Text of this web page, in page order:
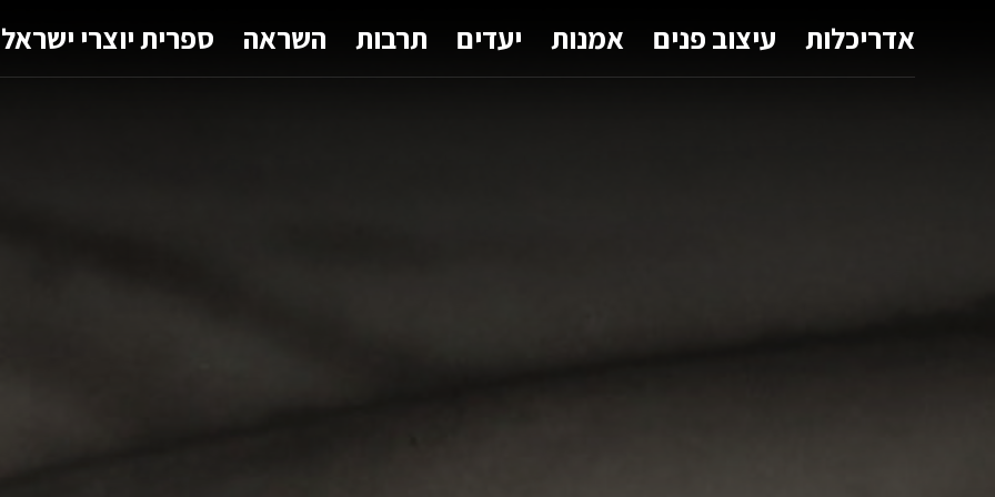
אדריכלות עיצוב פנים אמנות יעדים תרבות השראה ספרית יוצרי ישראל